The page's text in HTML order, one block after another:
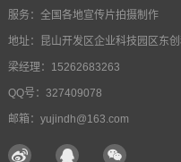
服务：全国各地宣传片拍摄制作
地址：昆山开发区企业科技园区东
梁经理：15262683263
QQ号：327409078
邮箱：yujindh@163.com